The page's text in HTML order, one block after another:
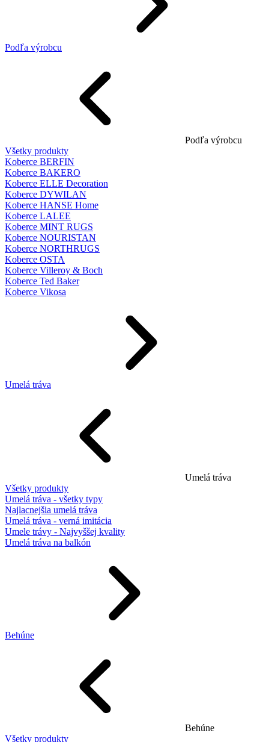
Podľa výrobcu
Podľa výrobcu
Všetky produkty
Koberce BERFIN
Koberce BAKERO
Koberce ELLE Decoration
Koberce DYWILAN
Koberce HANSE Home
Koberce LALEE
Koberce MINT RUGS
Koberce NOURISTAN
Koberce NORTHRUGS
Koberce OSTA
Koberce Villeroy & Boch
Koberce Ted Baker
Koberce Vikosa
Umelá tráva
Umelá tráva
Všetky produkty
Umelá tráva - všetky typy
Najlacnejšia umelá tráva
Umelá tráva - verná imitácia
Umele trávy - Najvyššej kvality
Umelá tráva na balkón
Behúne
Behúne
Všetky produkty